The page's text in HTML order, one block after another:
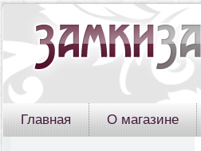
Главная О магазине